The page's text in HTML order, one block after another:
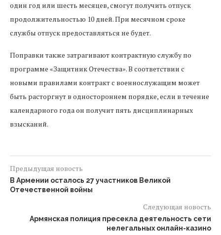
один год или шесть месяцев, смогут получить отпуск
продолжительностью 10 дней. При месячном сроке
службы отпуск предоставляться не будет.
Поправки также затрагивают контрактную службу по
программе «Защитник Отечества». В соответствии с
новыми правилами контракт с военнослужащим может
быть расторгнут в одностороннем порядке, если в течение
календарного года он получит пять дисциплинарных
взысканий.
Предыдущая новость
В Армении осталось 27 участников Великой
Отечественной войны
Следующая новость
Армянская полиция пресекла деятельность сети
нелегальных онлайн-казино